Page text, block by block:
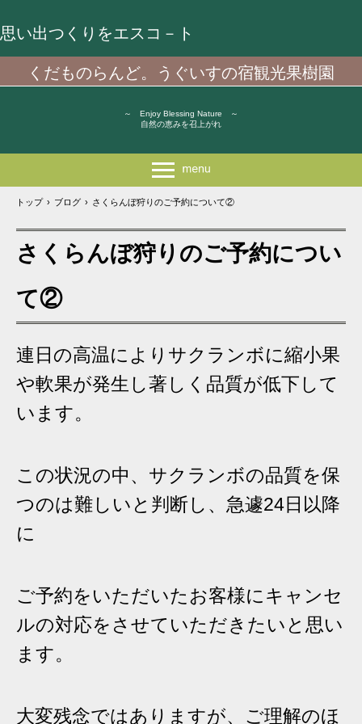
くだものらんど。うぐいすの宿観光果樹園
思い出つくりをエスコ－ト
～ Enjoy Blessing Nature ～
自然の恵みを召上がれ
トップ › ブログ › さくらんぼ狩りのご予約について②
さくらんぼ狩りのご予約につい
て②
連日の高温によりサクランボに縮小果
や軟果が発生し著しく品質が低下して
います。
この状況の中、サクランボの品質を保
つのは難しいと判断し、急遽24日以降
に
ご予約をいただいたお客様にキャンセ
ルの対応をさせていただきたいと思い
ます。
大変残念ではありますが、ご理解のほ